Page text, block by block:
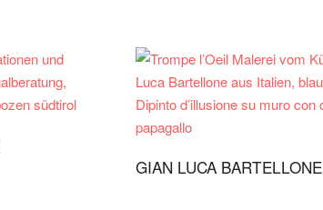
GIAN LUCA BARTELLONE